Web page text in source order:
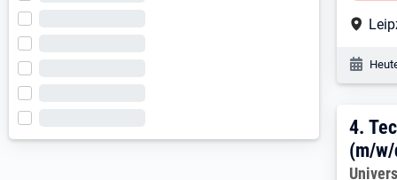
4.
4.
(m/